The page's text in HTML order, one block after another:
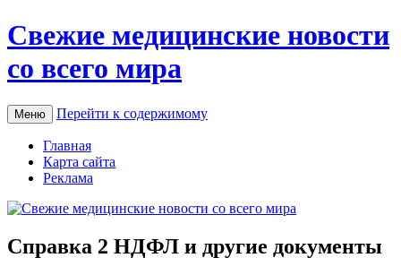
Свежие медицинские новости
со всего мира
Меню Перейти к содержимому
Главная
Карта сайта
Реклама
Справка 2 НДФЛ и другие документы